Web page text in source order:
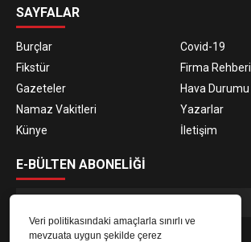
Veri politikasındaki amaçlarla sınırlı ve
mevzuata uygun şekilde çerez
SAYFALAR
Burçlar
Covid-19
Fikstür
Firma Rehberi
Gazeteler
Hava Durumu
Namaz Vakitleri
Yazarlar
Künye
İletişim
E-BÜLTEN ABONELİĞİ
E-Bülten aboneliği ile haberlere daha hızlı erişin.